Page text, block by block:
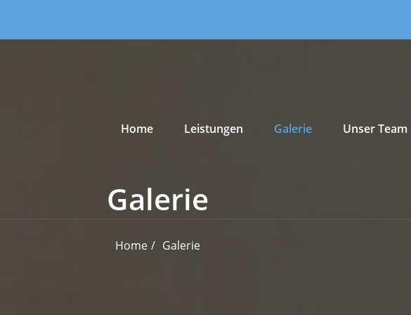
Home
Leistungen Galerie Unser Team
Galerie
Home Galerie